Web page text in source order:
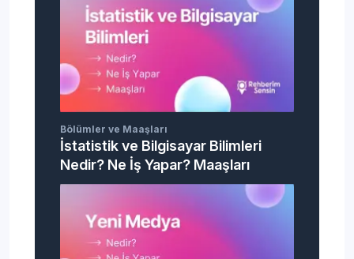
Bölümler ve Maaşları
İstatistik ve Bilgisayar Bilimleri
Nedir? Ne İş Yapar? Maaşları